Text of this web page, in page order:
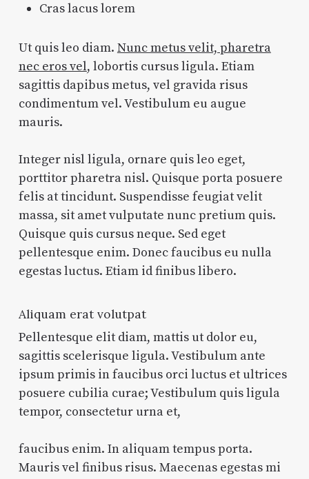
Cras lacus lorem
Ut quis leo diam. Nunc metus velit, pharetra
nec eros vel, lobortis cursus ligula. Etiam
sagittis dapibus metus, vel gravida risus
condimentum vel. Vestibulum eu augue
mauris.
Integer nisl ligula, ornare quis leo eget,
porttitor pharetra nisl. Quisque porta posuere
felis at tincidunt. Suspendisse feugiat velit
massa, sit amet vulputate nunc pretium quis.
Quisque quis cursus neque. Sed eget
pellentesque enim. Donec faucibus eu nulla
egestas luctus. Etiam id finibus libero.
Aliquam erat volutpat
Pellentesque elit diam, mattis ut dolor eu,
sagittis scelerisque ligula. Vestibulum ante
ipsum primis in faucibus orci luctus et ultrices
posuere cubilia curae; Vestibulum quis ligula
tempor, consectetur urna et,
faucibus enim. In aliquam tempus porta.
Mauris vel finibus risus. Maecenas egestas mi